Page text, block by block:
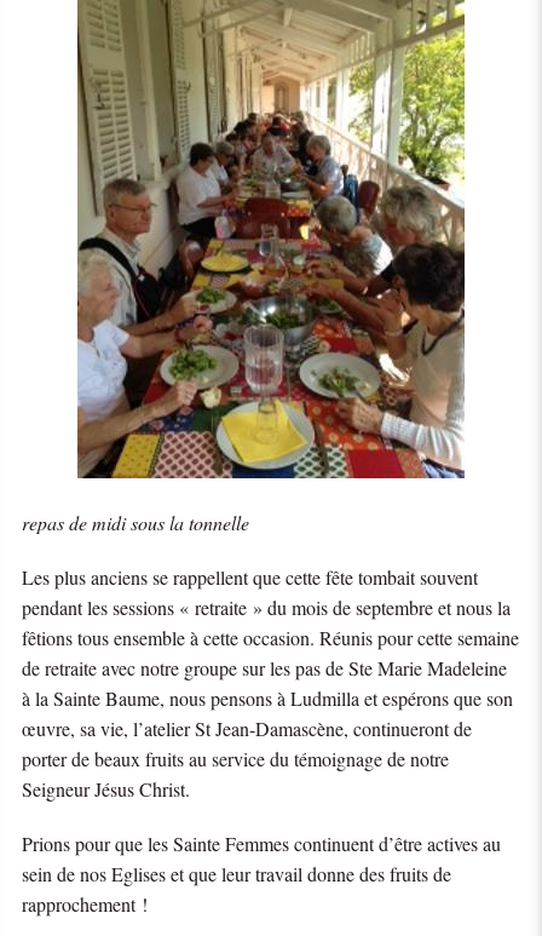
repas de midi sous la tonnelle
Les plus anciens se rappellent que cette fête tombait souvent
pendant les sessions « retraite » du mois de septembre et nous la
fêtions tous ensemble à cette occasion. Réunis pour cette semaine
de retraite avec notre groupe sur les pas de Ste Marie Madeleine
à la Sainte Baume, nous pensons à Ludmilla et espérons que son
œuvre, sa vie, l’atelier St Jean-Damascène, continueront de
porter de beaux fruits au service du témoignage de notre
Seigneur Jésus Christ.
Prions pour que les Sainte Femmes continuent d’être actives au
sein de nos Eglises et que leur travail donne des fruits de
rapprochement !